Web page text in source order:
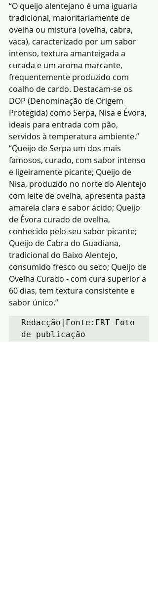
“O queijo alentejano é uma iguaria
tradicional, maioritariamente de
ovelha ou mistura (ovelha, cabra,
vaca), caracterizado por um sabor
intenso, textura amanteigada a
curada e um aroma marcante,
frequentemente produzido com
coalho de cardo. Destacam-se os
DOP (Denominação de Origem
Protegida) como Serpa, Nisa e Évora,
ideais para entrada com pão,
servidos à temperatura ambiente.”
“Queijo de Serpa um dos mais
famosos, curado, com sabor intenso
e ligeiramente picante; Queijo de
Nisa, produzido no norte do Alentejo
com leite de ovelha, apresenta pasta
amarela clara e sabor ácido; Queijo
de Évora curado de ovelha,
conhecido pelo seu sabor picante;
Queijo de Cabra do Guadiana,
tradicional do Baixo Alentejo,
consumido fresco ou seco; Queijo de
Ovelha Curado - com cura superior a
60 dias, tem textura consistente e
sabor único.”
Redacção|Fonte:ERT-Foto
de publicação